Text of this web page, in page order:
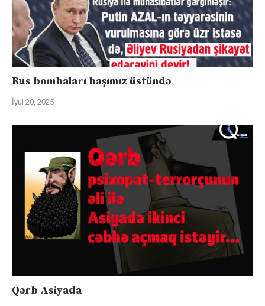
Rus bombaları başımız üstündə
İyul 20, 2025
Qərb Asiyada